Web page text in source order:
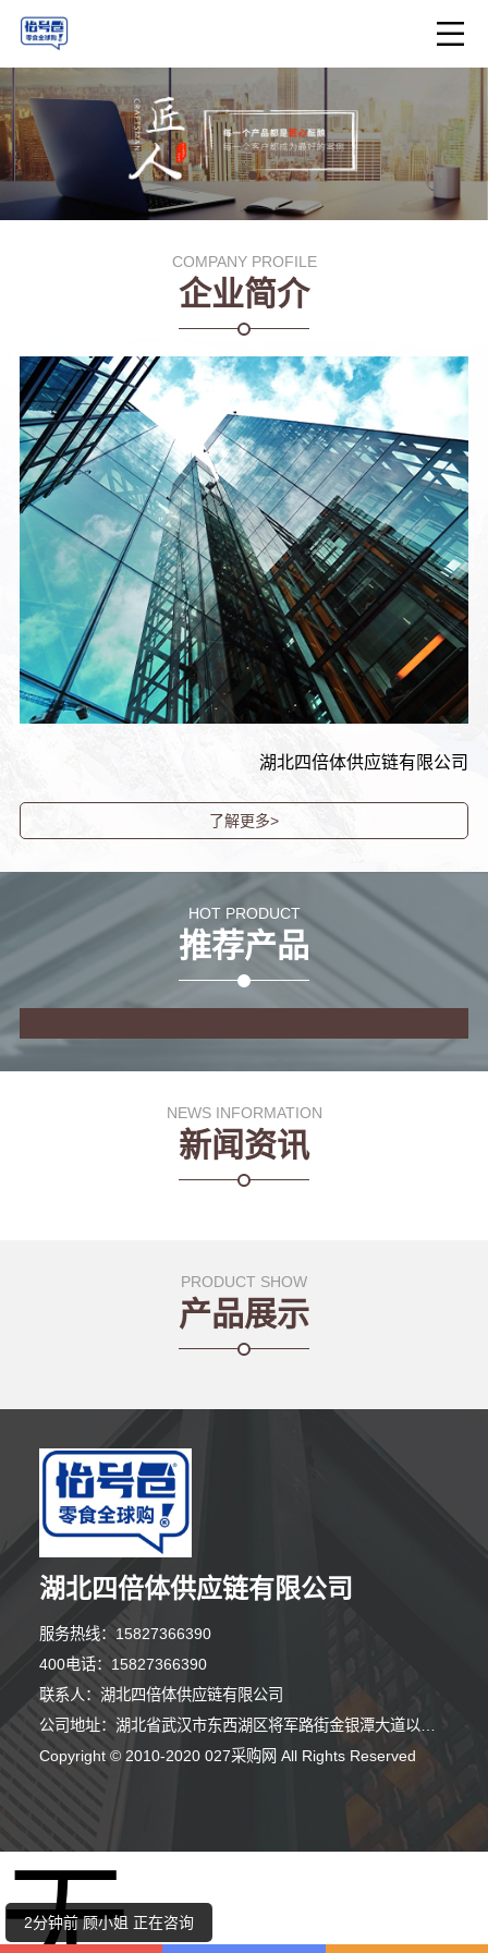
COMPANY PROFILE
企业简介
湖北四倍体供应链有限公司
了解更多>
HOT PRODUCT
推荐产品
NEWS INFORMATION
新闻资讯
PRODUCT SHOW
产品展示
湖北四倍体供应链有限公司
服务热线：15827366390
400电话：15827366390
联系人：湖北四倍体供应链有限公司
Copyright © 2010-2020 027采购网 All Rights Reserved
5分钟前 王先生 正在咨询
7分钟前 王小姐 正在咨询
5分钟前 顾女士 正在咨询
2分钟前 顾小姐 正在咨询